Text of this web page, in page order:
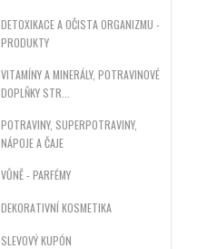
DETOXIKACE A OČISTA ORGANIZMU -
PRODUKTY
VITAMÍNY A MINERÁLY, POTRAVINOVÉ
DOPLŇKY STR...
POTRAVINY, SUPERPOTRAVINY,
NÁPOJE A ČAJE
VŮNĚ - PARFÉMY
DEKORATIVNÍ KOSMETIKA
SLEVOVÝ KUPÓN